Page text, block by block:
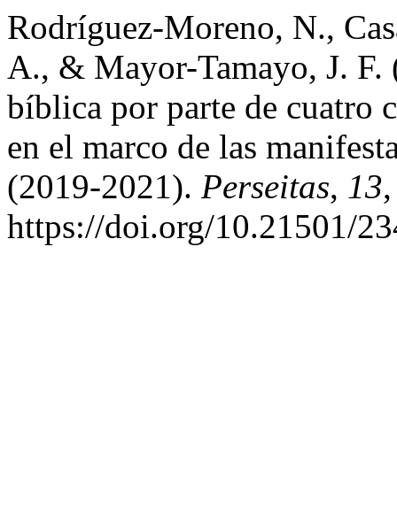
Rodríguez-Moreno, N.,
A., & Mayor-Tamayo, J. F.
bíblica por parte de cuatro
en el marco de las
(2019-2021). Perseitas, 13
https://doi.org/10.21501/